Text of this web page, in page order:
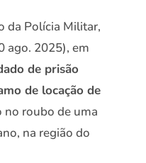
da Polícia Militar,
ago. 2025), em
de prisão
de locação de
no roubo de uma
na região do